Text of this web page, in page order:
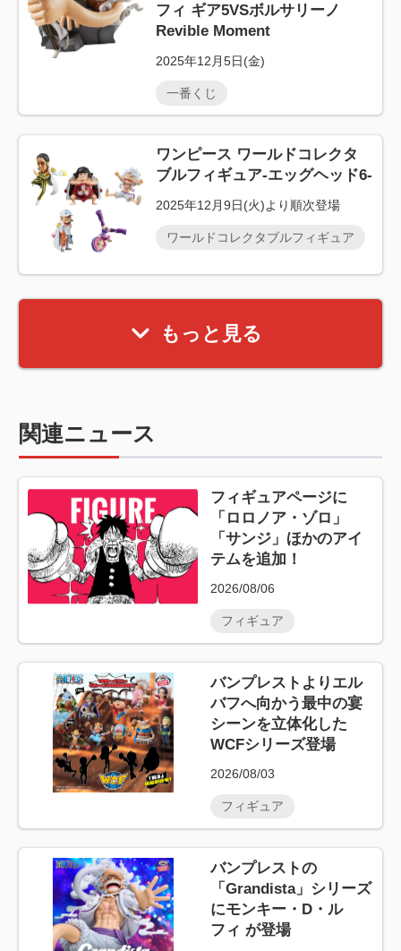
フィ ギア5VSボルサリーノ
Revible Moment
2025年12月5日(金)
一番くじ
ワンピース ワールドコレクタ
ブルフィギュア-エッグヘッド6-
2025年12月9日(火)より順次登場
ワールドコレクタブルフィギュア
もっと見る
関連ニュース
フィギュアページに
「ロロノア・ゾロ」
「サンジ」ほかのアイ
テムを追加！
2026/08/06
フィギュア
バンプレストよりエル
バフへ向かう最中の宴
シーンを立体化した
WCFシリーズ登場
2026/08/03
フィギュア
バンプレストの
「Grandista」シリーズ
にモンキー・D・ル
フィ が登場